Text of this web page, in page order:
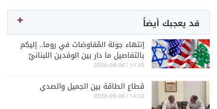
قد يعجبك أيضاً
إنتهاء جولة المُفاوضات في روما.. إليكم
بالتفاصيل ما دار بين الوفدين اللبنانيّ
والإسرائيليّ
14:10 | 2026-08-06
قطاع الطاقة بين الجميل والصدي
14:03 | 2026-08-06